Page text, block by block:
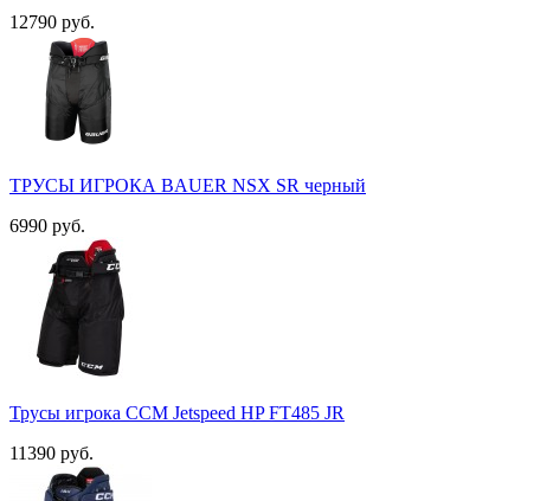
12790 руб.
ТРУСЫ ИГРОКА BAUER NSX SR черный
6990 руб.
Трусы игрока ССМ Jetspeed HP FT485 JR
11390 руб.